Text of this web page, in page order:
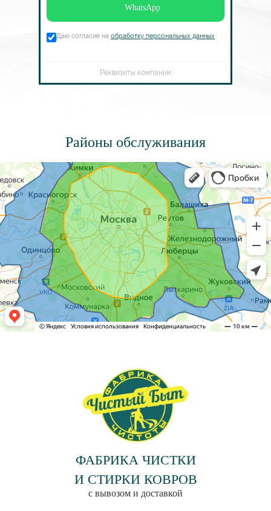
WhatsApp
Даю согласие на обработку персональных данных
Реквизиты компании
Районы обслуживания
ФАБРИКА ЧИСТКИ
И СТИРКИ КОВРОВ
с вывозом и доставкой